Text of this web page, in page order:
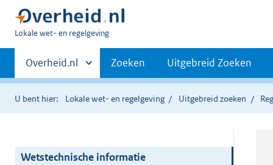
U
hier:
Lokale wet- en regelgeving
Primaire
navigatie
Andere
sites
binnen
Overheid.nl Zoeken Uitgebreid Zoeken
U bent hier: Lokale wet- en regelgeving Uitgebreid zoeken
Wetstechnische informatie